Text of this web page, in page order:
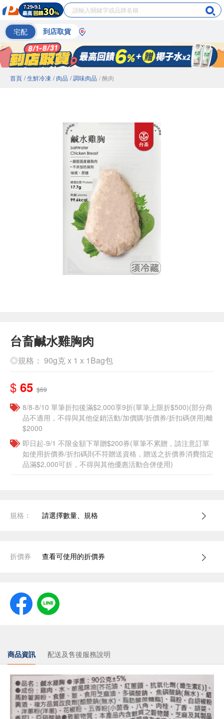
宅配 到店取貨
首頁 / 生鮮冷凍 / 肉品 / 調味肉品 / 醃肉
台畜鹹水雞胸肉
◎規格： 90g克 x 1 x 1Bag包
$ 65 $69
8/8-8/10 單筆折扣後滿$2,000享9折(單筆上限折$500)(部分商
品不適用，不得與其他促銷活動/加價購/折價券/折扣碼併用)離
$2000
即日起-9/1 不限金額下單贈$200券(單筆不累贈，請注意訂單
如使用折價券/折扣碼則不符贈送資格，贈送之折價券消費指定
品滿$2,000可折，不得與其他優惠活動合併使用)
規格： 請選擇數量、規格
折價券 查看可使用的折價券
商品資訊 配送及售後服務說明